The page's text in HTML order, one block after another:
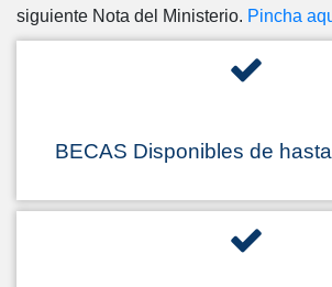
siguiente Nota del Ministerio. Pincha
BECAS Disponibles de